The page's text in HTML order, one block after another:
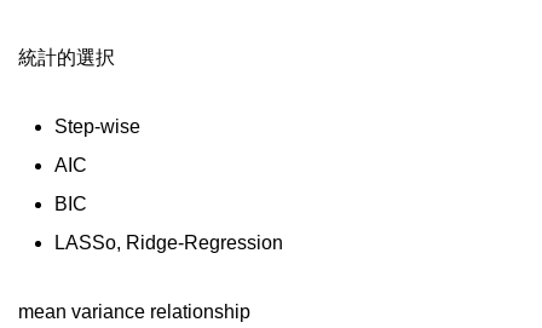
統計的選択
Step-wise
AIC
BIC
LASSo, Ridge-Regression
mean variance relationship